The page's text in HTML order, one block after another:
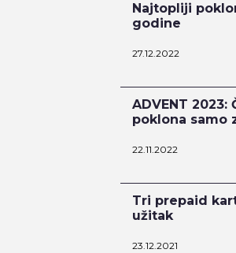
Najtopliji
godine
27.12.2022
ADVENT
poklona samo
22.11.2022
Tri prepaid
užitak
23.12.2021